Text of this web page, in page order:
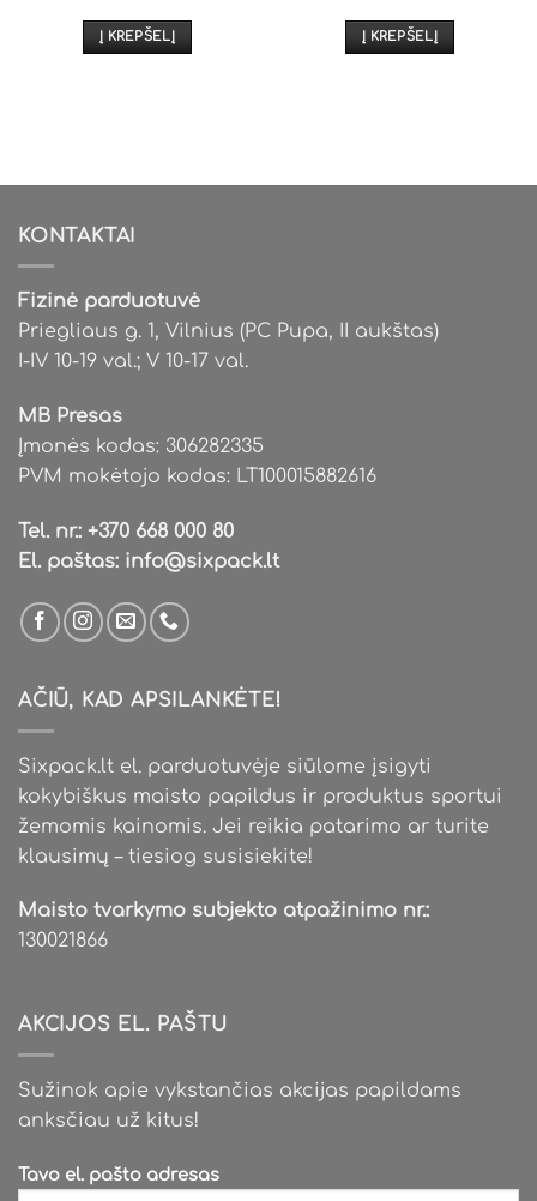
Į KREPŠELĮ Į KREPŠELĮ
KONTAKTAI
Fizinė parduotuvė
Priegliaus g. 1, Vilnius (PC Pupa, II aukštas)
I-IV 10-19 val.; V 10-17 val.
MB Presas
Įmonės kodas: 306282335
PVM mokėtojo kodas: LT100015882616
Tel. nr.: +370 668 000 80
El. paštas: info@sixpack.lt
AČIŪ, KAD APSILANKĖTE!
Sixpack.lt el. parduotuvėje siūlome įsigyti
kokybiškus maisto papildus ir produktus sportui
žemomis kainomis. Jei reikia patarimo ar turite
klausimų – tiesiog susisiekite!
Maisto tvarkymo subjekto atpažinimo nr.:
130021866
AKCIJOS EL. PAŠTU
Sužinok apie vykstančias akcijas papildams
anksčiau už kitus!
Tavo el. pašto adresas